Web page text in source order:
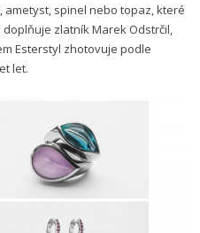
spinel nebo topaz, které
zlatník Marek Odstrčil,
Esterstyl zhotovuje podle
let.